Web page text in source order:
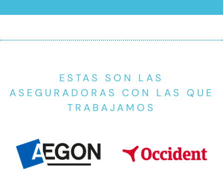
ESTAS SON LAS
ASEGURADORAS CON LAS QUE
TRABAJAMOS